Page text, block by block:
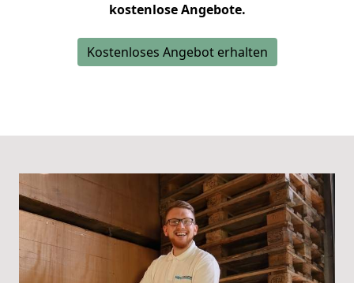
kostenlose Angebote.
Kostenloses Angebot erhalten